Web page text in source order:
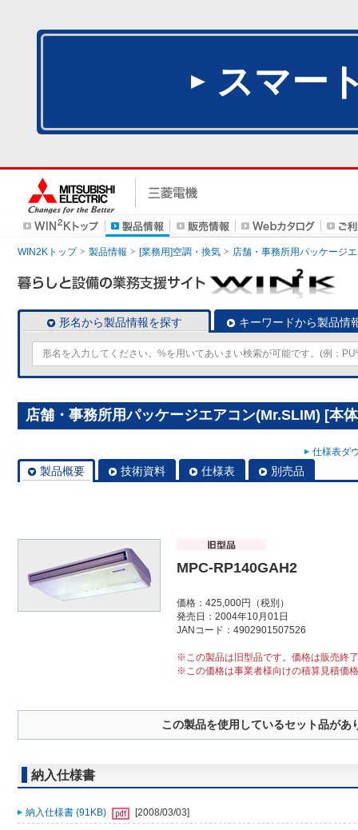
スマー
WIN2Kトップ 製品情報 [業務用]空調・換気 店舗・事務所用パッケージ
形名から製品情報を探す キーワードから製品情
店舗・事務所用パッケージエアコン(Mr.SLIM) [本
仕様表ダ
製品概要 技術資料 仕様表 別売品
MPC-RP140GAH2
価格：425,000円（税別）
発売日：2004年10月01日
JANコード：4902901507526
※この製品は旧型品です。価格は販売終
※この価格は事業者様向けの積算見積価
この製品を使用しているセット品があ
納入仕様書
納入仕様書 (91KB) [2008/03/03]